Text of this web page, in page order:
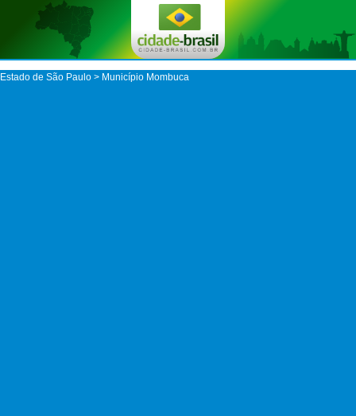
Estado de São Paulo > Município Mombuca